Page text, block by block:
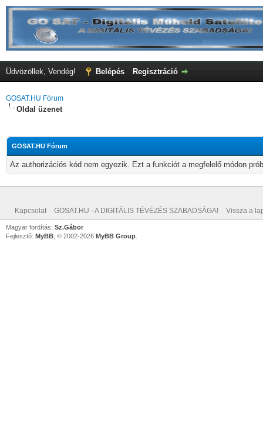
Üdvözöllek, Vendég! Belépés Regisztráció
GOSAT.HU Fórum
Oldal üzenet
GOSAT.HU Fórum
Az authorizációs kód nem egyezik. Ezt a funkciót a megfelelő módon
Kapcsolat GOSAT.HU - A DIGITÁLIS TÉVÉZÉS SZABADSÁGA! Vissza a
Magyar fordítás: Sz.Gábor
Fejlesztő: MyBB , © 2002-2026 MyBB Group